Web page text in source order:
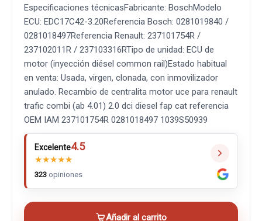
Especificaciones técnicasFabricante: BoschModelo
ECU: EDC17C42-3.20Referencia Bosch: 0281019840 /
0281018497Referencia Renault: 237101754R /
237102011R / 237103316RTipo de unidad: ECU de
motor (inyección diésel common rail)Estado habitual
en venta: Usada, virgen, clonada, con inmovilizador
anulado. Recambio de centralita motor uce para renault
trafic combi (ab 4.01) 2.0 dci diesel fap cat referencia
OEM IAM 237101754R 0281018497 1039S50939
Excelente4.5
★★★★★
323 opiniones
Añadir al carrito